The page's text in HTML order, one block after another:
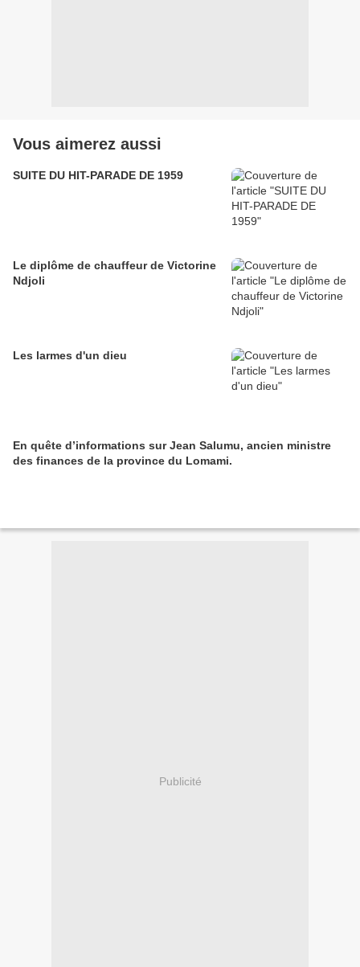
Vous aimerez aussi
SUITE DU HIT-PARADE DE 1959
Le diplôme de chauffeur de Victorine
Ndjoli
Les larmes d'un dieu
En quête d’informations sur Jean Salumu, ancien ministre
des finances de la province du Lomami.
Publicité